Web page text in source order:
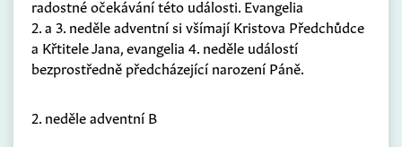
radostné očekávání této události. Evangelia
2. a 3. neděle adventní si všímají Kristova Předchůdce
a Křtitele Jana, evangelia 4. neděle událostí
bezprostředně předcházející narození Páně.
2. neděle adventní B